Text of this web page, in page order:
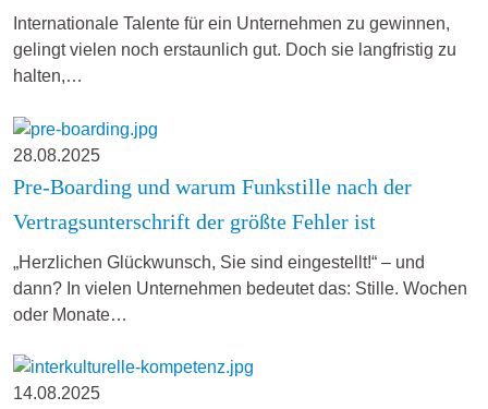
Internationale Talente für ein Unternehmen zu gewinnen,
gelingt vielen noch erstaunlich gut. Doch sie langfristig zu
halten,…
28.08.2025
Pre-Boarding und warum Funkstille nach der
Vertragsunterschrift der größte Fehler ist
„Herzlichen Glückwunsch, Sie sind eingestellt!“ – und
dann? In vielen Unternehmen bedeutet das: Stille. Wochen
oder Monate…
14.08.2025